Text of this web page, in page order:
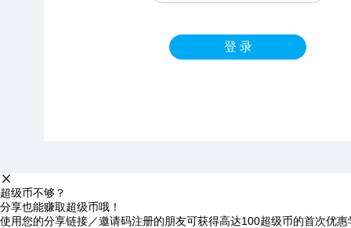
登 录
超级币不够？
分享也能赚取超级币哦！
使用您的分享链接／邀请码注册的朋友可获得高达100超级币的首次优